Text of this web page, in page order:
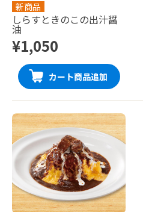
新商品
しらすときのこの出汁醤
油
¥1,050
カート商品追加